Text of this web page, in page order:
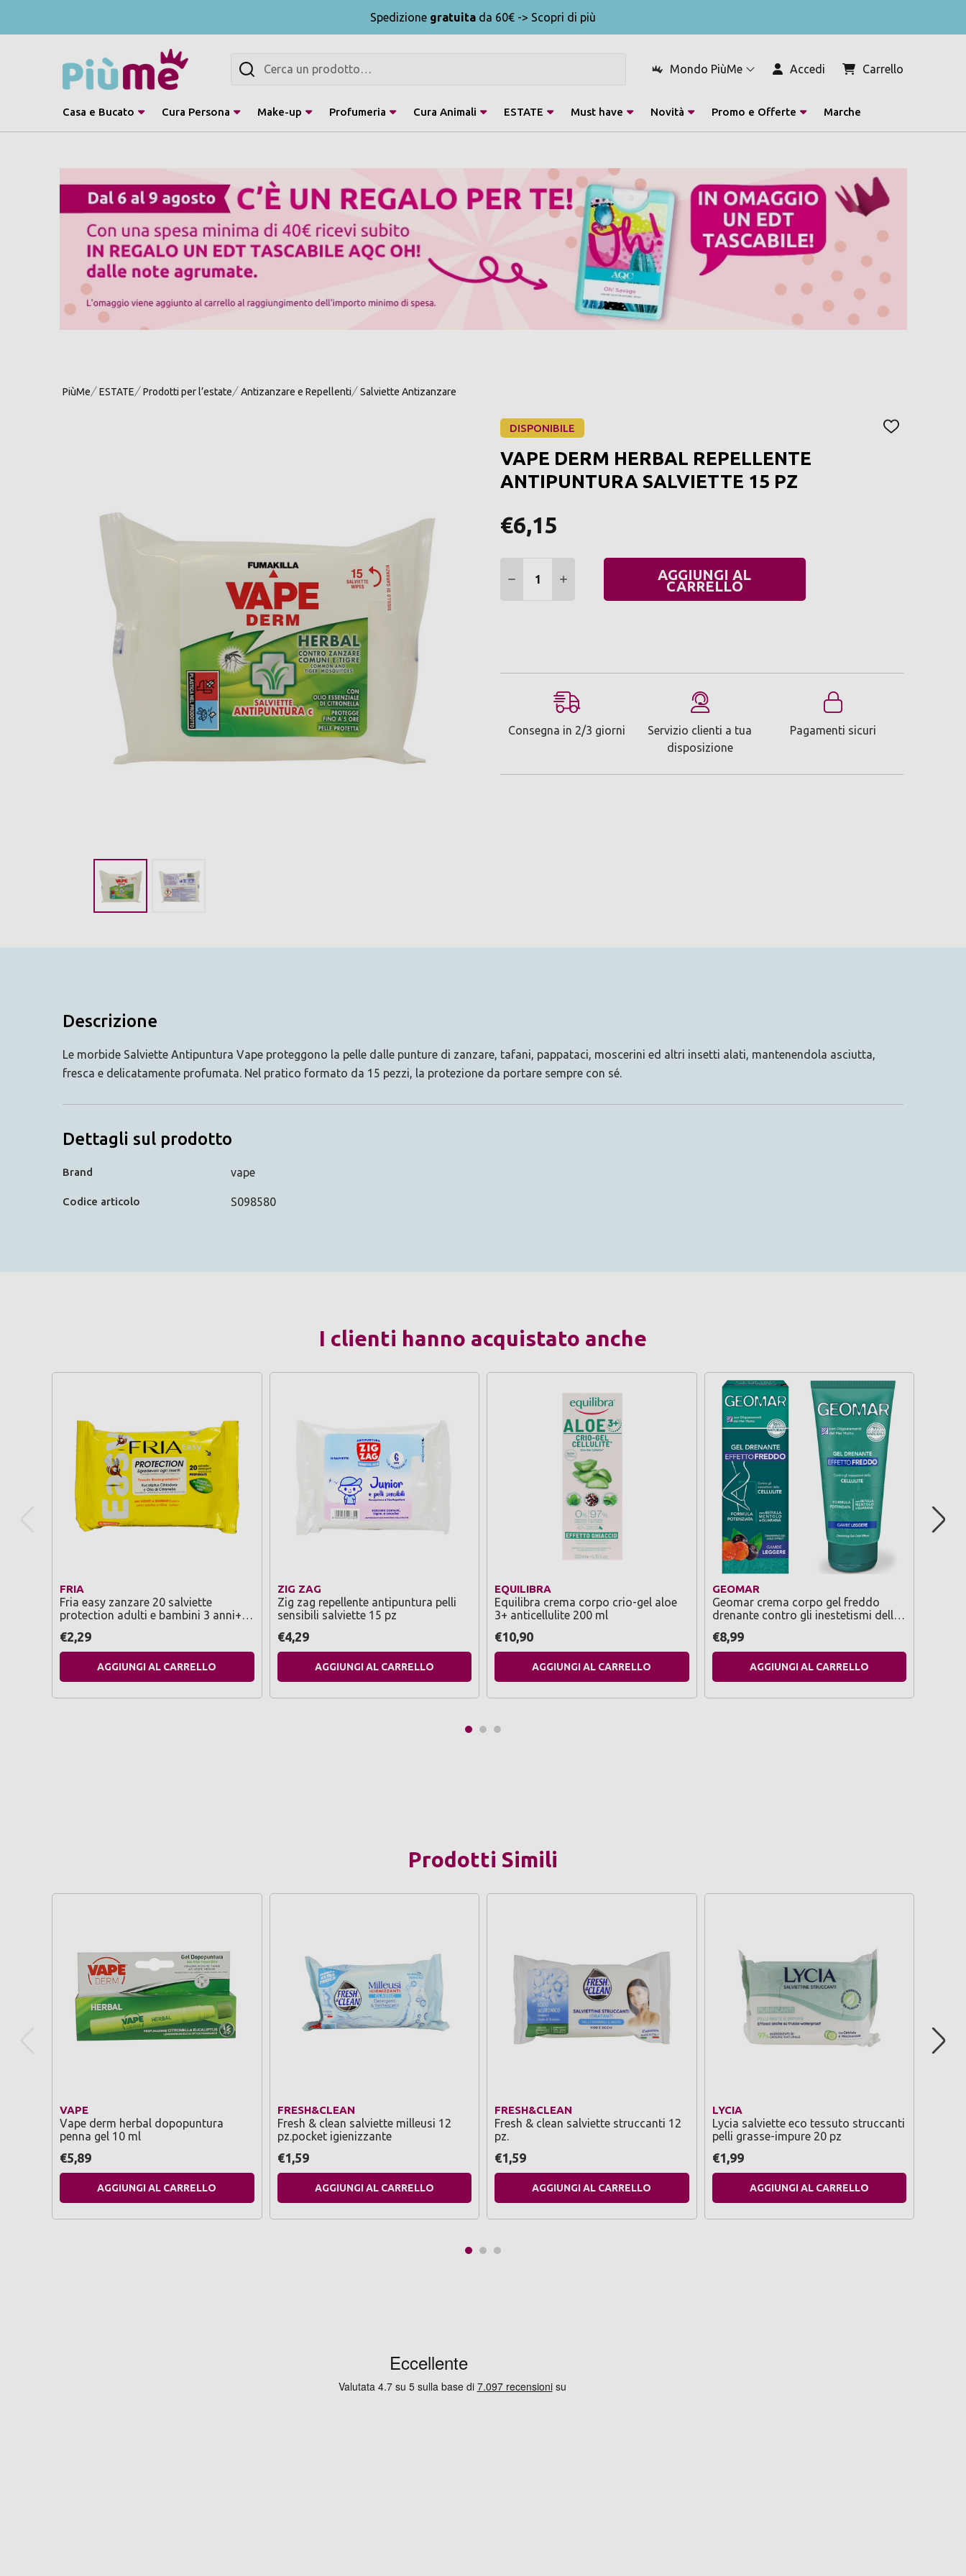
Spedizione gratuita da 60€ -> Scopri di più
Mondo PiùMe Accedi Carrello
Cerca
Casa e Bucato Cura Persona Make-up Profumeria Cura Animali ESTATE Must have Novità Promo e Offerte Marche
PiùMe ESTATE Prodotti per l’estate Antizanzare e Repellenti Salviette Antizanzare
DISPONIBILE
AGGIUNGI
VAPE DERM HERBAL REPELLENTE
ANTIPUNTURA SALVIETTE 15 PZ
€6,15
DIMINUIRE QUANTITÀ:
AUMENTARE QUANTITÀ:AGGIUNGI AL
CARRELLO
Consegna in 2/3 giorni
Servizio clienti a tua
disposizione
Pagamenti sicuri
Descrizione
Le morbide Salviette Antipuntura Vape proteggono la pelle dalle punture di zanzare, tafani, pappataci, moscerini ed altri insetti alati, mantenendola asciutta,
fresca e delicatamente profumata. Nel pratico formato da 15 pezzi, la protezione da portare sempre con sé.
Dettagli sul prodotto
Brand vape
Codice articolo S098580
I clienti hanno acquistato anche
FRIA
Fria easy zanzare 20 salviette
protection adulti e bambini 3 anni+
citronella
€2,29
AGGIUNGI AL CARRELLO
ZIG ZAG
Zig zag repellente antipuntura pelli
sensibili salviette 15 pz
€4,29
AGGIUNGI AL CARRELLO
EQUILIBRA
Equilibra crema corpo crio-gel aloe
3+ anticellulite 200 ml
€10,90
AGGIUNGI AL CARRELLO
GEOMAR
Geomar crema corpo gel freddo
drenante contro gli inestetismi della
€8,99
AGGIUNGI AL CARRELLO
Prodotti Simili
VAPE
Vape derm herbal dopopuntura
penna gel 10 ml
€5,89
AGGIUNGI AL CARRELLO
FRESH&CLEAN
Fresh & clean salviette milleusi 12
pz.pocket igienizzante
€1,59
AGGIUNGI AL CARRELLO
FRESH&CLEAN
Fresh & clean salviette struccanti 12
pz.
€1,59
AGGIUNGI AL CARRELLO
LYCIA
Lycia salviette eco tessuto struccanti
pelli grasse-impure 20 pz
€1,99
AGGIUNGI AL CARRELLO